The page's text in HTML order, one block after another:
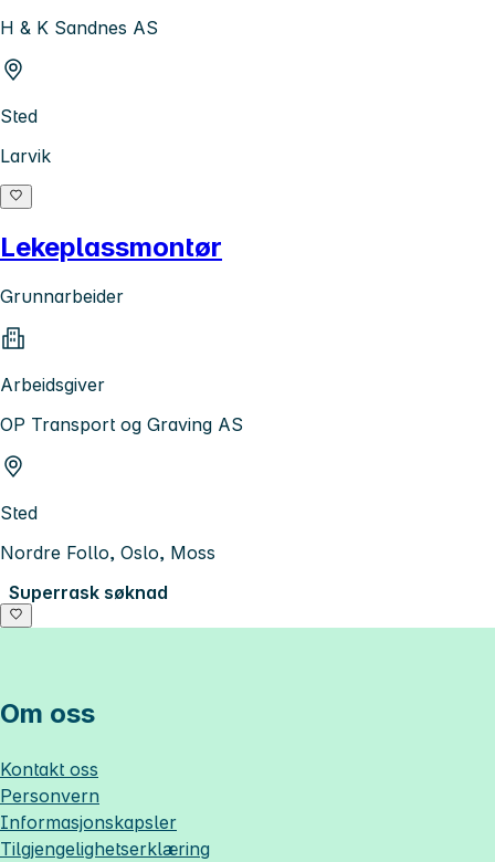
H & K Sandnes AS
Sted
Larvik
Lekeplassmontør
Grunnarbeider
Arbeidsgiver
OP Transport og Graving AS
Sted
Nordre Follo, Oslo, Moss
Superrask søknad
Om oss
Kontakt oss
Personvern
Informasjonskapsler
Tilgjengelighetserklæring